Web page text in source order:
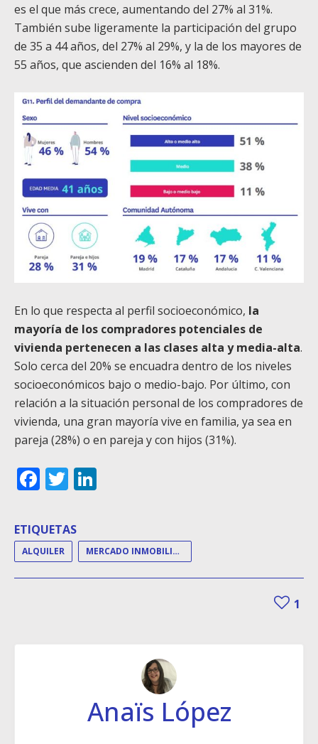
es el que más crece, aumentando del 27% al 31%.
También sube ligeramente la participación del grupo
de 35 a 44 años, del 27% al 29%, y la de los mayores de
55 años, que ascienden del 16% al 18%.
En lo que respecta al perfil socioeconómico, la
mayoría de los compradores potenciales de
vivienda pertenecen a las clases alta y media-alta.
Solo cerca del 20% se encuadra dentro de los niveles
socioeconómicos bajo o medio-bajo. Por último, con
relación a la situación personal de los compradores de
vivienda, una gran mayoría vive en familia, ya sea en
pareja (28%) o en pareja y con hijos (31%).
Facebook
Twitter
ETIQUETAS
ALQUILER MERCADO INMOBILIARIO
1
Anaïs López